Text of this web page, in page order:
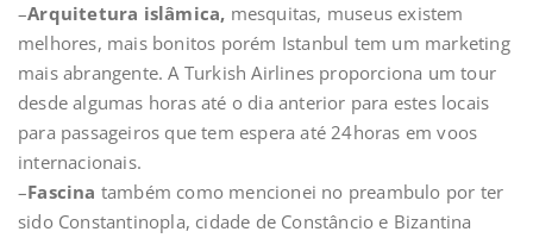
–Arquitetura islâmica, mesquitas, museus existem
melhores, mais bonitos porém Istanbul tem um marketing
mais abrangente. A Turkish Airlines proporciona um tour
desde algumas horas até o dia anterior para estes locais
para passageiros que tem espera até 24horas em voos
internacionais.
–Fascina também como mencionei no preambulo por ter
sido Constantinopla, cidade de Constâncio e Bizantina